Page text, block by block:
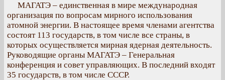
МАГАТЭ – единственная в мире международная
организация по вопросам мирного использования
атомной энергии. В настоящее время членами агентства
состоят 113 государств, в том числе все страны, в
которых осуществляется мирная ядерная деятельность.
Руководящие органы МАГАТЭ – Генеральная
конференция и совет управляющих. В последний входят
35 государств, в том числе СССР.